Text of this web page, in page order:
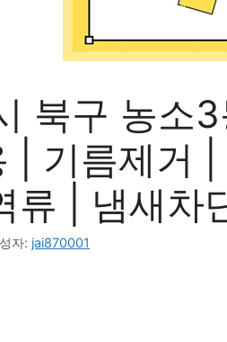
북구 농소
| 기름제거
류 | 냄새차
자: jai870001